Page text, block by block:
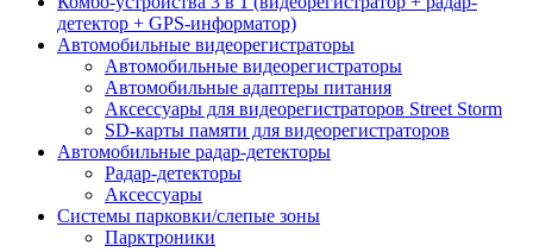
детектор + GPS-информатор)
Автомобильные видеорегистраторы
Автомобильные видеорегистраторы
Автомобильные адаптеры питания
Аксессуары для видеорегистраторов Street Storm
SD-карты памяти для видеорегистраторов
Автомобильные радар-детекторы
Радар-детекторы
Аксессуары
Системы парковки/слепые зоны
Парктроники